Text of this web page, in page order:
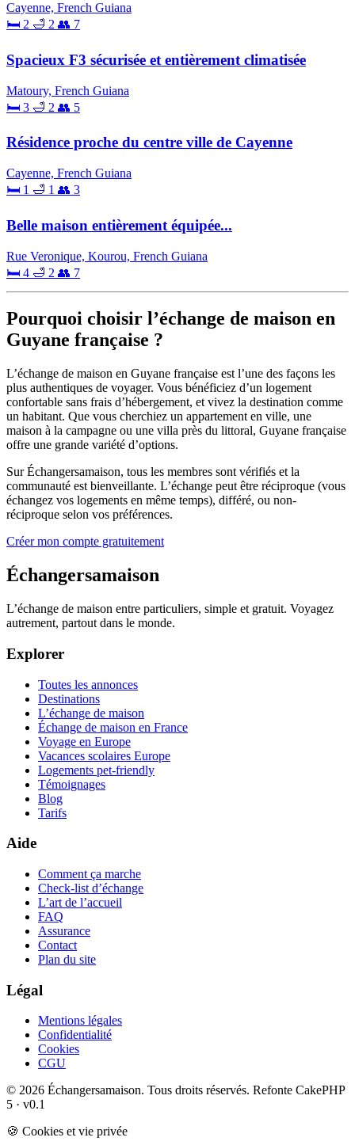
Cayenne, French Guiana
🛏 2 🛁 2 👥 7
Spacieux F3 sécurisée et entièrement climatisée
Matoury, French Guiana
🛏 3 🛁 2 👥 5
Résidence proche du centre ville de Cayenne
Cayenne, French Guiana
🛏 1 🛁 1 👥 3
Belle maison entièrement équipée...
Rue Veronique, Kourou, French Guiana
🛏 4 🛁 2 👥 7
Pourquoi choisir l’échange de maison en
Guyane française ?
L’échange de maison en Guyane française est l’une des façons les
plus authentiques de voyager. Vous bénéficiez d’un logement
confortable sans frais d’hébergement, et vivez la destination comme
un habitant. Que vous cherchiez un appartement en ville, une
maison à la campagne ou une villa près du littoral, Guyane française
offre une grande variété d’options.
Sur Échangersamaison, tous les membres sont vérifiés et la
communauté est bienveillante. L’échange peut être réciproque (vous
échangez vos logements en même temps), différé, ou non-
réciproque selon vos préférences.
Créer mon compte gratuitement
Échangersamaison
L’échange de maison entre particuliers, simple et gratuit. Voyagez
autrement, partout dans le monde.
Explorer
Toutes les annonces
Destinations
L’échange de maison
Échange de maison en France
Voyage en Europe
Vacances scolaires Europe
Logements pet-friendly
Témoignages
Blog
Tarifs
Aide
Comment ça marche
Check-list d’échange
L’art de l’accueil
FAQ
Assurance
Contact
Plan du site
Légal
Mentions légales
Confidentialité
Cookies
CGU
© 2026 Échangersamaison. Tous droits réservés. Refonte CakePHP
5 · v0.1
🍪 Cookies et vie privée